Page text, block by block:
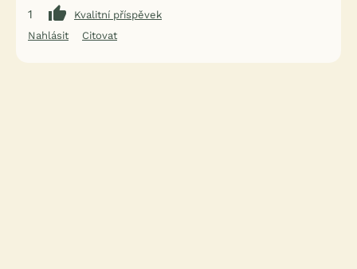
1
Kvalitní příspěvek
Nahlásit
Citovat